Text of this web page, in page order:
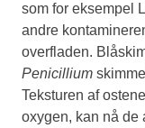
som for eksempel
andre
overfladen.
Penicillium
Teksturen af
oxygen, kan nå